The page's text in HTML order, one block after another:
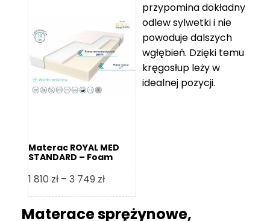
119 zł
do
11
670 zł
Materac ROYAL MED
STANDARD – Foam
1 810 zł – 3 749 złZakres
cen:
od
przypomina dokładny
odlew sylwetki i nie
powoduje dalszych
wgłębień. Dzięki temu
kręgosłup leży w
idealnej pozycji.
Materace sprężynowe,